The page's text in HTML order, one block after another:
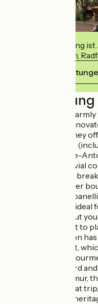
Diese Einrichtung
verpflichtet sich,
Ihre
Beschreibung
Hélène and Joël
house, recently
with great care. They
refined bedrooms
"Joséphine", "Marie-
elegant and convivial
A beautiful, bright
lounges (the former
mouldings, wood
parquet flooring), ideal
reading throughout
player, don't forget to
Particular attention
as to the breakfast,
most discerning
enjoy the courtyard
for exploring Saumur,
Go for a walk, a boat
discover the rich